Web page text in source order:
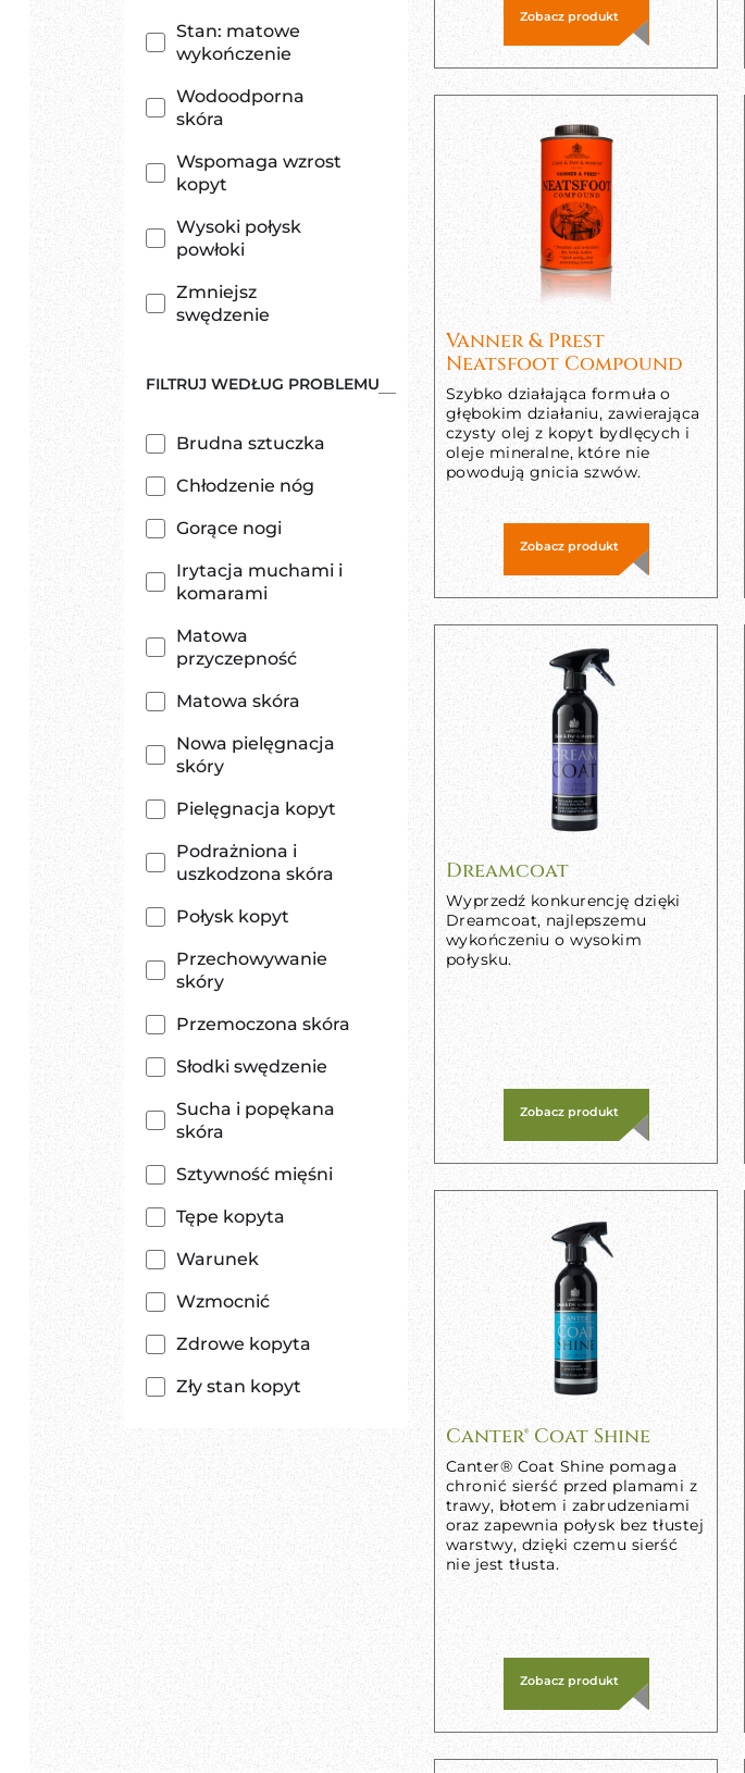
Stan: matowe
wykończenie
Wodoodporna
skóra
Wspomaga wzrost
kopyt
Wysoki połysk
powłoki
Zmniejsz
swędzenie
FILTRUJ WEDŁUG PROBLEMU
Brudna sztuczka
Chłodzenie nóg
Gorące nogi
Irytacja muchami i
komarami
Matowa
przyczepność
Matowa skóra
Nowa pielęgnacja
skóry
Pielęgnacja kopyt
Podrażniona i
uszkodzona skóra
Połysk kopyt
Przechowywanie
skóry
Przemoczona skóra
Słodki swędzenie
Sucha i popękana
skóra
Sztywność mięśni
Tępe kopyta
Warunek
Wzmocnić
Zdrowe kopyta
Zły stan kopyt
Zobacz produkt
Vanner & Prest
Neatsfoot Compound
Szybko działająca formuła o
głębokim działaniu, zawierająca
czysty olej z kopyt bydlęcych i
oleje mineralne, które nie
powodują gnicia szwów.
Zobacz produkt
Dreamcoat
Wyprzedź konkurencję dzięki
Dreamcoat, najlepszemu
wykończeniu o wysokim
połysku.
Zobacz produkt
Canter® Coat Shine
Canter® Coat Shine pomaga
chronić sierść przed plamami z
trawy, błotem i zabrudzeniami
oraz zapewnia połysk bez tłustej
warstwy, dzięki czemu sierść
nie jest tłusta.
Zobacz produkt